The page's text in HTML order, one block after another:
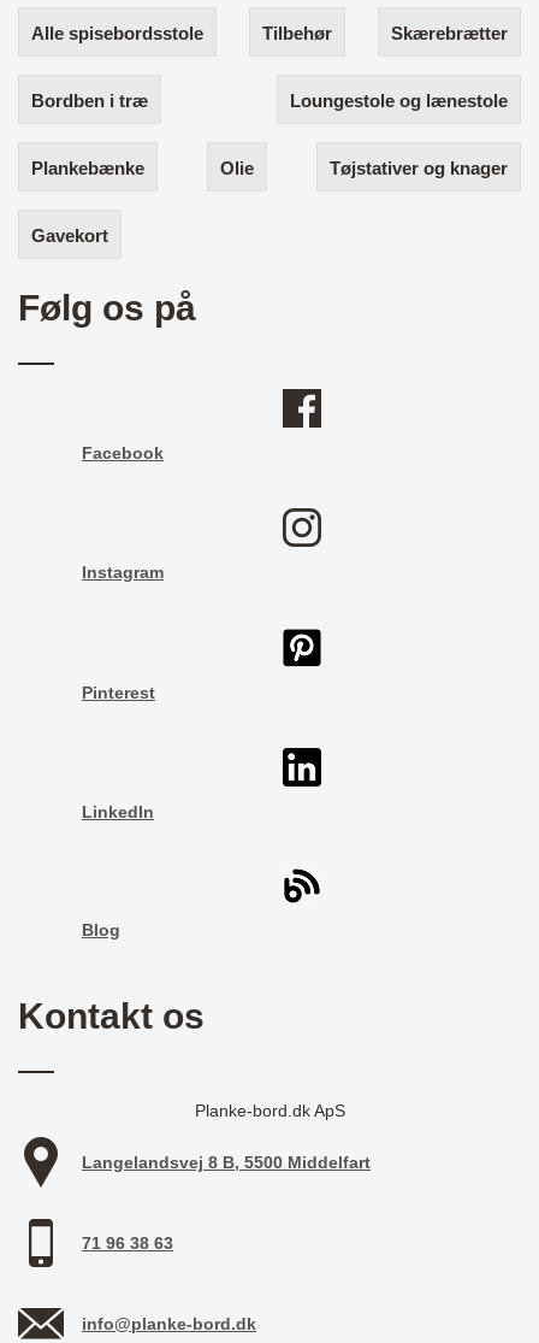
Alle spisebordsstole Tilbehør Skærebrætter
Bordben i træ Loungestole og lænestole
Plankebænke Olie Tøjstativer og knager
Gavekort
Følg os på
Facebook
Instagram
Pinterest
LinkedIn
Blog
Kontakt os
Planke-bord.dk ApS
Langelandsvej 8 B, 5500 Middelfart
71 96 38 63
info@planke-bord.dk